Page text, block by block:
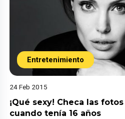
Entretenimiento
24 Feb 2015
¡Qué sexy! Checa las
cuando tenía 16 años